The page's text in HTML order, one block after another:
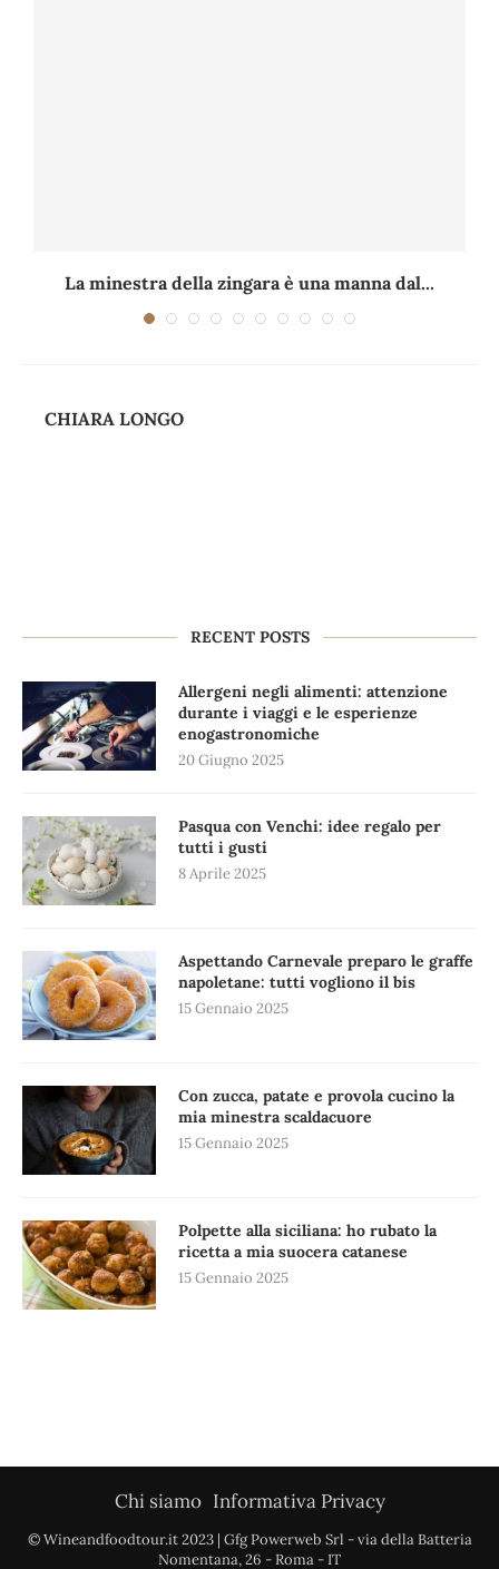
La minestra della zingara è una manna dal...
CHIARA LONGO
RECENT POSTS
Allergeni negli alimenti: attenzione
durante i viaggi e le esperienze
enogastronomiche
20 Giugno 2025
Pasqua con Venchi: idee regalo per
tutti i gusti
8 Aprile 2025
Aspettando Carnevale preparo le graffe
napoletane: tutti vogliono il bis
15 Gennaio 2025
Con zucca, patate e provola cucino la
mia minestra scaldacuore
15 Gennaio 2025
Polpette alla siciliana: ho rubato la
ricetta a mia suocera catanese
15 Gennaio 2025
Chi siamo Informativa Privacy
© Wineandfoodtour.it 2023 | Gfg Powerweb Srl - via della Batteria
Nomentana, 26 - Roma - IT